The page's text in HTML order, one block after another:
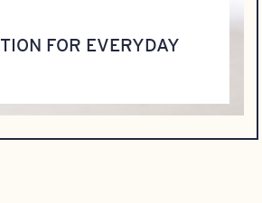
FOR EVERYDAY